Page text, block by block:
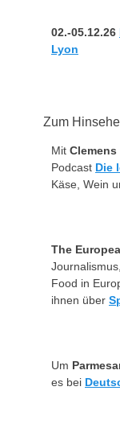
02.-05.12.26
Lyon
Zum
Mit
Podcast Die
Käse, Wein
The
Food in
ihnen über
Um
es bei